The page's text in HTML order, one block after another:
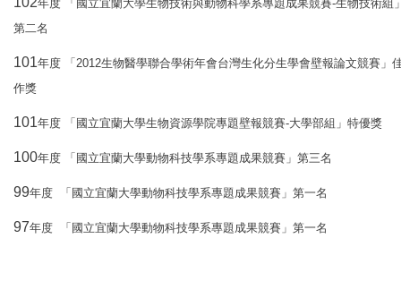
年度 「國立宜蘭大學生物技術與動物科學系專題成果競賽-生物技術組
第二名
101年度 「 2012生物醫學聯合學術年會台灣生化分生學會壁報論文競賽」
作獎
101年度 「國立宜蘭大學生物資源學院專題壁報競賽-大學部組」特優獎
100年度 「國立宜蘭大學動物科技學系專題成果競賽」第三名
99年度 「國立宜蘭大學動物科技學系專題成果競賽」第一名
97年度 「國立宜蘭大學動物科技學系專題成果競賽」第一名